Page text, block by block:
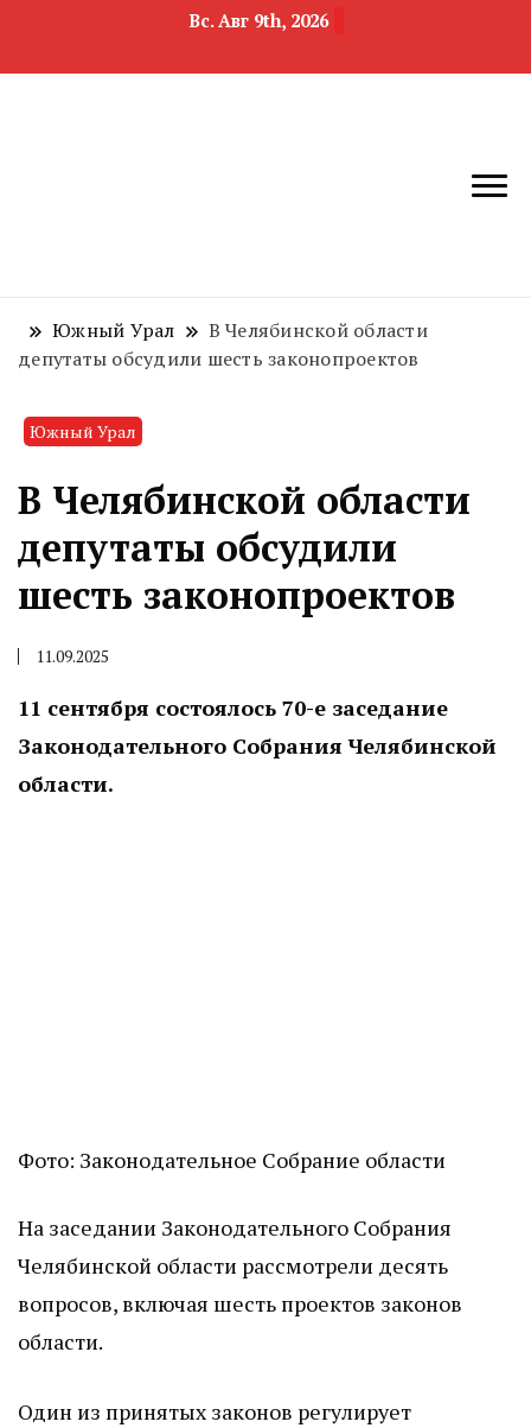
Вс. Авг 9th, 2026
область
недвижимости
Южный Урал
В Челябинской области
депутаты обсудили шесть законопроектов
Южный Урал
В Челябинской области
депутаты обсудили
шесть законопроектов
11.09.2025
11 сентября состоялось 70-е заседание
Законодательного Собрания Челябинской
области.
Фото: Законодательное Собрание области
На заседании Законодательного Собрания
Челябинской области рассмотрели десять
вопросов, включая шесть проектов законов
области.
Один из принятых законов регулирует